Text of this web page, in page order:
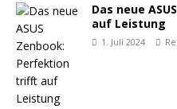
Das neue
auf Leistung
1. Juli 2024